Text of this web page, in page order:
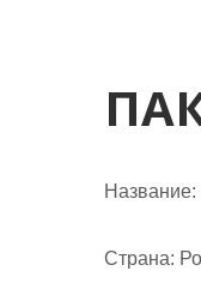
Название:
Страна: